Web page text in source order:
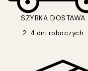
SZYBKA DOSTAWA
2-4 dni roboczych